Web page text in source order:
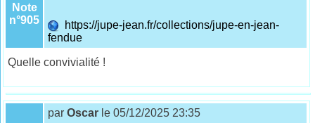
Note
n°905
https://jupe-jean.fr/collections/jupe-en-jean-
fendue
Quelle convivialité !
parOscar le 05/12/2025 23:35